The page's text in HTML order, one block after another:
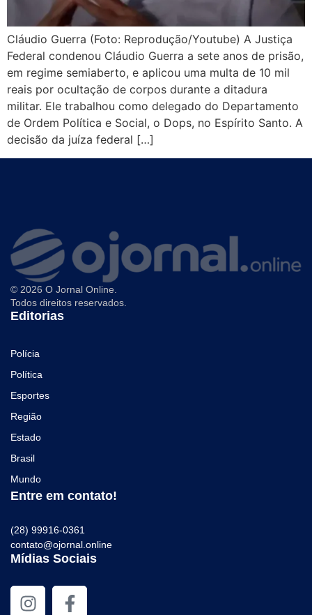
Cláudio Guerra (Foto: Reprodução/Youtube) A Justiça
Federal condenou Cláudio Guerra a sete anos de prisão,
em regime semiaberto, e aplicou uma multa de 10 mil
reais por ocultação de corpos durante a ditadura
militar. Ele trabalhou como delegado do Departamento
de Ordem Política e Social, o Dops, no Espírito Santo. A
decisão da juíza federal […]
© 2026 O Jornal Online.
Todos direitos reservados.
Editorias
Polícia
Política
Esportes
Região
Estado
Brasil
Mundo
Entre em contato!
(28) 99916-0361
contato@ojornal.online
Mídias Sociais